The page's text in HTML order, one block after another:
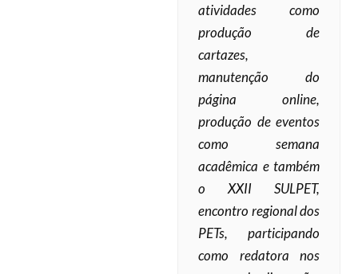
atividades como
produção de
cartazes,
manutenção do
página online,
produção de eventos
como semana
acadêmica e também
o XXII SULPET,
encontro regional dos
PETs, participando
como redatora nos